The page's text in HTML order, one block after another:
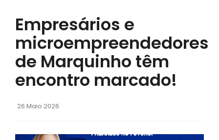
Empresários e
microempreendedores
de Marquinho têm
encontro marcado!
26 Maio 2026